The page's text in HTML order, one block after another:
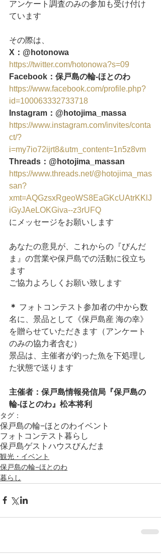
アンケート調査のみの参加も受け付け
ています
その際は、
X：@hotonowa
https://twitter.com/hotonowa?s=09
Facebook：保戸島の輪‐ほとのわ
https://www.facebook.com/profile.php?
id=100063332733718
Instagram：@hotojima_massa
https://www.instagram.com/invites/conta
ct/?
i=my7io72ijrt8&utm_content=1n5z8vm
Threads：@hotojima_massan
https://www.threads.net/@hotojima_mas
san?
xmt=AQGzsxRgeoWS8EaGKcUAtrKKlJ
iGyJAeLOKGiva--z3rUFQ
にメッセージをお願いします
あなたの意見が、これからの『びんだ
ま』の営業や保戸島での活動に役立ち
ます
ご協力よろしくお願い致します
＊ フォトコンテスト参加者の中から数
名に、景品として《保戸島産 海の幸》
を贈らせていただきます（アンケート
のみの協力者含む）
景品は、主催者が釣った魚を下処理し
た状態で送ります
主催者：保戸島情報発信局『保戸島の
輪‐ほとのわ』松本将利
タグ：
保戸島の輪−ほとのわイベント
フォトコンテスト 暮らし
保戸島ゲストハウスびんだま
観光・イベント
保戸島の輪−ほとのわ
暮らし